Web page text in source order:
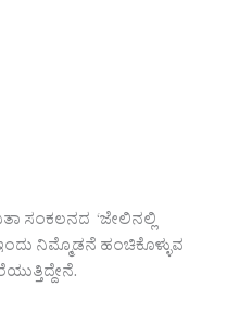
ಸಂಕಲನದ ‘ಜೇಲಿನಲ್ಲಿ
ನಿಮ್ಮೊಡನೆ ಹಂಚಿಕೊಳ್ಳುವ